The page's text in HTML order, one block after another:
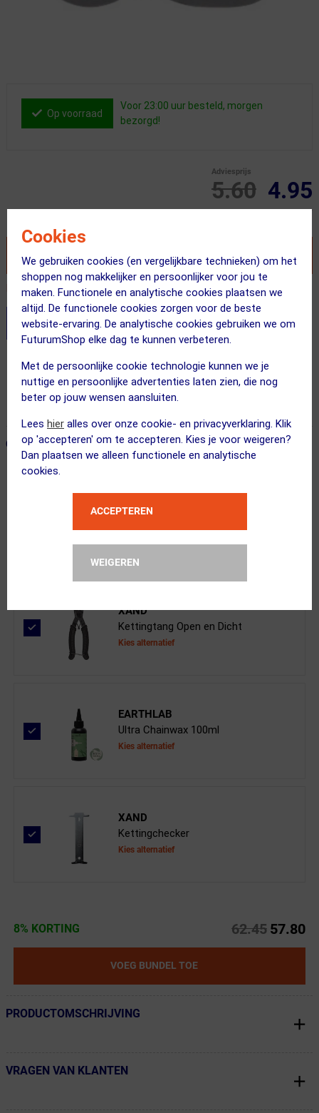
Cookies
We gebruiken cookies (en vergelijkbare technieken) om het
shoppen nog makkelijker en persoonlijker voor jou te
maken. Functionele en analytische cookies plaatsen we
altijd. De functionele cookies zorgen voor de beste
website-ervaring. De analytische cookies gebruiken we om
FuturumShop elke dag te kunnen verbeteren.
Met de persoonlijke cookie technologie kunnen we je
nuttige en persoonlijke advertenties laten zien, die nog
beter op jouw wensen aansluiten.
Lees hier alles over onze cookie- en privacyverklaring. Klik
op 'accepteren' om te accepteren. Kies je voor weigeren?
Dan plaatsen we alleen functionele en analytische
cookies.
ACCEPTEREN
WEIGEREN
Op voorraad
Voor 23:00 uur besteld, morgen
bezorgd!
5.60
Adviesprijs
4.95
VOEG TOE AAN WINKELWAGEN
Recent besteld door 69 klanten! Bestel ook snel!
Stel je productvragen aan onze AI assistent
Gratis verzending vanaf €49
Voor 23:00 uur besteld, morgen in huis
← Terug naar productnavigatie
ONZE AANBEVOLEN COMBINATIE
KMC
Missinglink X9 9-Speed Zilver 2 Stu...
XAND
Kettingtang Open en Dicht
Kies alternatief
EARTHLAB
Ultra Chainwax 100ml
Kies alternatief
XAND
Kettingchecker
Kies alternatief
8% KORTING 62.45 57.80
VOEG BUNDEL TOE
← Terug naar productnavigatie
PRODUCTOMSCHRIJVING
← Terug naar productnavigatie
VRAGEN VAN KLANTEN